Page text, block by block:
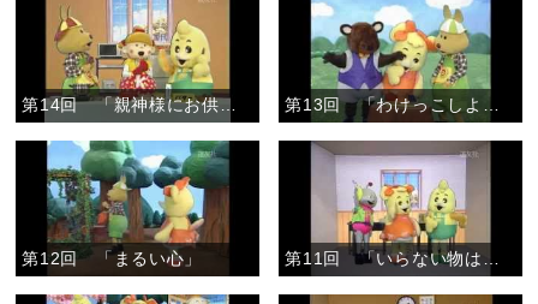
第14回 「親神様にお供え」
第12回 「まるい心」 第11回 「いらない物は・・・」